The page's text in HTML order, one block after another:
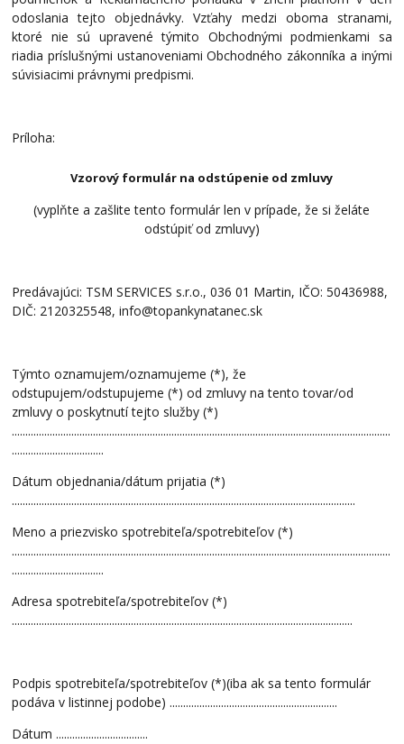
odoslania tejto objednávky. Vzťahy medzi oboma stranami,
ktoré nie sú upravené týmito Obchodnými podmienkami sa
riadia príslušnými ustanoveniami Obchodného zákonníka a inými
súvisiacimi právnymi predpismi.
Príloha:
Vzorový formulár na odstúpenie od zmluvy
(vyplňte a zašlite tento formulár len v prípade, že si želáte
odstúpiť od zmluvy)
Predávajúci: TSM SERVICES s.r.o., 036 01 Martin, IČO: 50436988,
DIČ: 2120325548, info@topankynatanec.sk
Týmto oznamujem/oznamujeme (*), že
odstupujem/odstupujeme (*) od zmluvy na tento tovar/od
zmluvy o poskytnutí tejto služby (*)
............................................................................................................................................
..................................
Dátum objednania/dátum prijatia (*)
...............................................................................................................................
Meno a priezvisko spotrebiteľa/spotrebiteľov (*)
............................................................................................................................................
..................................
Adresa spotrebiteľa/spotrebiteľov (*)
..............................................................................................................................
Podpis spotrebiteľa/spotrebiteľov (*)(iba ak sa tento formulár
podáva v listinnej podobe) ..............................................................
Dátum ..................................